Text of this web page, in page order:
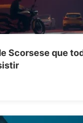
Scorsese que